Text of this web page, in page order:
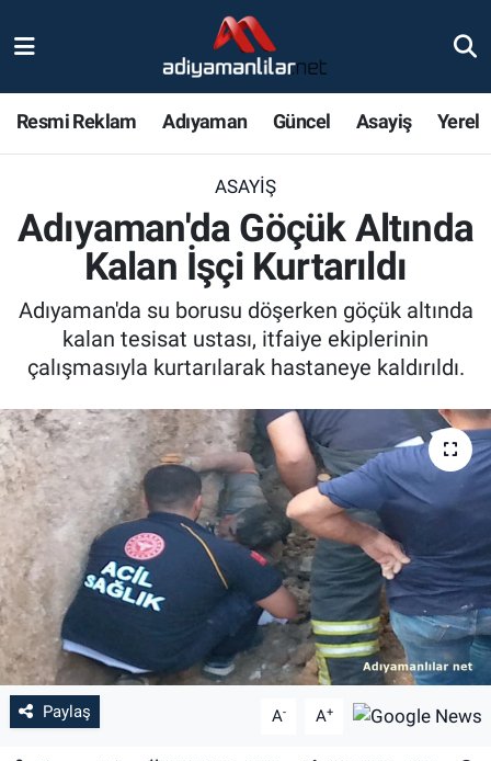
Resmi Reklam Adıyaman Güncel Asayiş Yerel
ASAYIŞ
Adıyaman'da Göçük Altında
Kalan İşçi Kurtarıldı
Adıyaman'da su borusu döşerken göçük altında
kalan tesisat ustası, itfaiye ekiplerinin
çalışmasıyla kurtarılarak hastaneye kaldırıldı.
Paylaş A- A+
Magazin
Bölge Haberleri
Gündem
Asayiş
Sağlık
Özel Haber
Kültür Sanat
Eğitim
Ekonomi
Nöbetçi Eczaneler
Adiyaman Namaz Vakitleri
Trafik Durumu
Süper Lig Puan Durumu ve Fikstür
Tüm Manşetler
Son Dakika Haberleri
Haber Arşivi